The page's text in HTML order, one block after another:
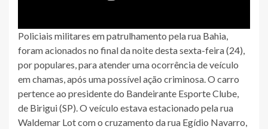
Policiais militares em patrulhamento pela rua Bahia,
foram acionados no final da noite desta sexta-feira (24),
por populares, para atender uma ocorrência de veículo
em chamas, após uma possível ação criminosa. O carro
pertence ao presidente do Bandeirante Esporte Clube,
de Birigui (SP). O veículo estava estacionado pela rua
Waldemar Lot com o cruzamento da rua Egídio Navarro,